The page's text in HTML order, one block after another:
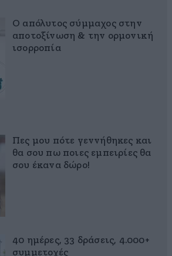
Ο απόλυτος σύμμαχος στην
αποτοξίνωση & την ορμονική
ισορροπία
Πες μου πότε γεννήθηκες και
θα σου πω ποιες εμπειρίες θα
σου έκανα δώρο!
40 ημέρες, 33 δράσεις, 4.000+
συμμετοχές